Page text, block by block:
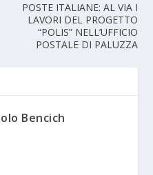
POSTE ITALIANE: AL VIA I
LAVORI DEL PROGETTO
“POLIS” NELL’UFFICIO
POSTALE DI PALUZZA
Bencich